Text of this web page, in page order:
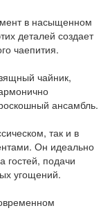
в насыщенном
деталей создает
чаепития.
чайник,
ансамбль.
так и в
Он идеально
гостей, подачи
угощений.